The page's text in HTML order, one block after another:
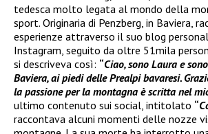
tedesca molto legata al mondo della
sport. Originaria di Penzberg, in Baviera,
esperienze attraverso il suo blog
Instagram, seguito da oltre 51mila
si descriveva così: “Ciao, sono Laura e
Baviera, ai piedi delle Prealpi bavaresi.
la passione per la montagna è scritta nel
ultimo contenuto sui social, intitolato “
raccontava alcuni momenti delle nozze